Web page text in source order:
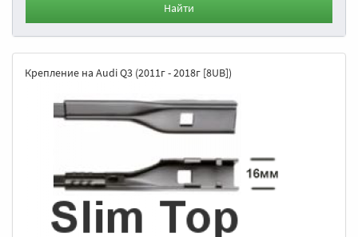
Найти
Крепление на Audi Q3 (2011г - 2018г [8UB])